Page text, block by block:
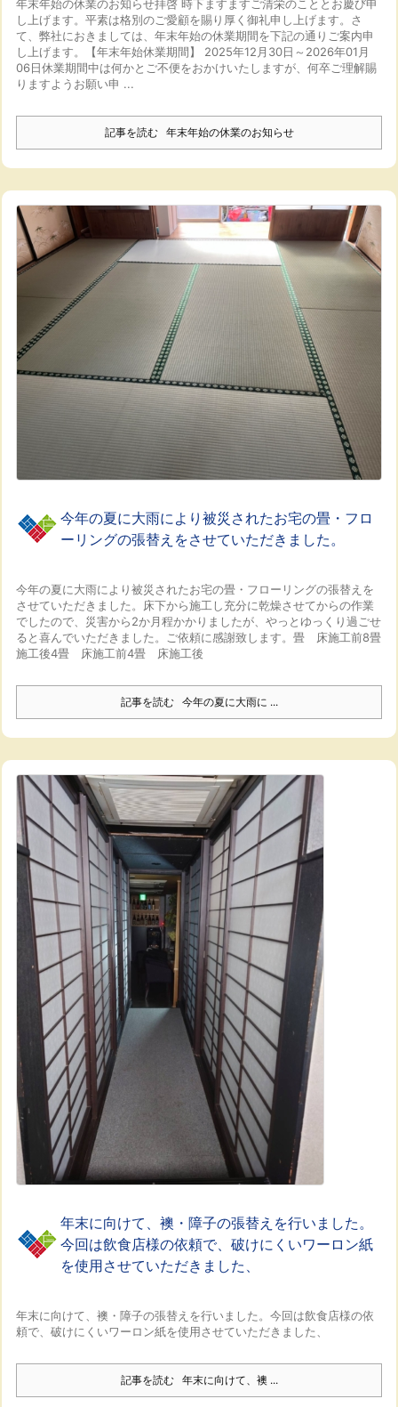
年末年始の休業のお知らせ拝啓 時下ますますご清栄のこととお慶び申
し上げます。 平素は格別のご愛顧を賜り厚く御礼申し上げます。 さ
て、弊社におきましては、年末年始の休業期間を下記の通りご案内申
し上げます。
【年末年始休業期間】 2025年12月30日～2026年01月
06日休業期間中は何かとご不便をおかけいたしますが、何卒ご理解賜
りますようお願い申 ...
記事を読む 年末年始の休業のお知らせ
今年の夏に大雨により被災されたお宅の畳・フロ
ーリングの張替えをさせていただきました。
今年の夏に大雨により被災されたお宅の畳・フローリングの張替えを
させていただきました。
床下から施工し充分に乾燥させてからの作業
でしたので、災害から2か月程かかりましたが、やっとゆっくり過ごせ
ると喜んでいただきました。
ご依頼に感謝致します。 畳 床施工前8畳
施工後4畳 床施工前4畳 床施工後
記事を読む 今年の夏に大雨に ...
年末に向けて、襖・障子の張替えを行いました。
今回は飲食店様の依頼で、破けにくいワーロン紙
を使用させていただきました、
年末に向けて、襖・障子の張替えを行いました。 今回は飲食店様の依
頼で、破けにくいワーロン紙を使用させていただきました、
記事を読む 年末に向けて、襖 ...